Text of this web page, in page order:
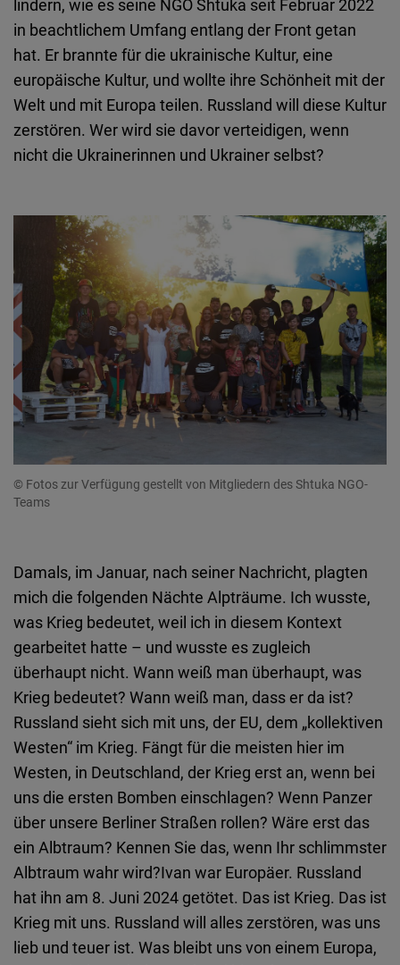
lindern, wie es seine NGO Shtuka seit Februar 2022
in beachtlichem Umfang entlang der Front getan
hat. Er brannte für die ukrainische Kultur, eine
europäische Kultur, und wollte ihre Schönheit mit der
Welt und mit Europa teilen. Russland will diese Kultur
zerstören. Wer wird sie davor verteidigen, wenn
nicht die Ukrainerinnen und Ukrainer selbst?
© Fotos zur Verfügung gestellt von Mitgliedern des Shtuka NGO-
Teams
Damals, im Januar, nach seiner Nachricht, plagten
mich die folgenden Nächte Alpträume. Ich wusste,
was Krieg bedeutet, weil ich in diesem Kontext
gearbeitet hatte – und wusste es zugleich
überhaupt nicht. Wann weiß man überhaupt, was
Krieg bedeutet? Wann weiß man, dass er da ist?
Russland sieht sich mit uns, der EU, dem „kollektiven
Westen“ im Krieg. Fängt für die meisten hier im
Westen, in Deutschland, der Krieg erst an, wenn bei
uns die ersten Bomben einschlagen? Wenn Panzer
über unsere Berliner Straßen rollen? Wäre erst das
ein Albtraum? Kennen Sie das, wenn Ihr schlimmster
Albtraum wahr wird?Ivan war Europäer. Russland
hat ihn am 8. Juni 2024 getötet. Das ist Krieg. Das ist
Krieg mit uns. Russland will alles zerstören, was uns
lieb und teuer ist. Was bleibt uns von einem Europa,